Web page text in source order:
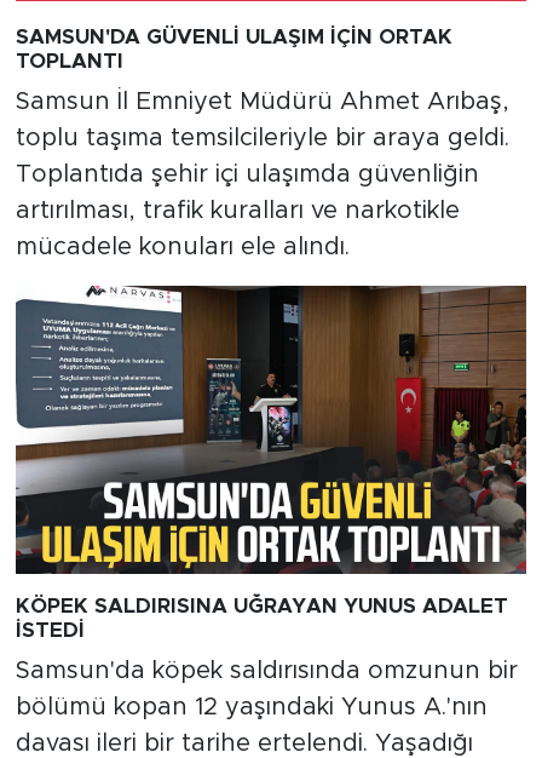
SAMSUN'DA GÜVENLİ ULAŞIM İÇİN ORTAK
TOPLANTI
Samsun İl Emniyet Müdürü Ahmet Arıbaş,
toplu taşıma temsilcileriyle bir araya geldi.
Toplantıda şehir içi ulaşımda güvenliğin
artırılması, trafik kuralları ve narkotikle
mücadele konuları ele alındı.
KÖPEK SALDIRISINA UĞRAYAN YUNUS ADALET
İSTEDİ
Samsun'da köpek saldırısında omzunun bir
bölümü kopan 12 yaşındaki Yunus A.'nın
davası ileri bir tarihe ertelendi. Yaşadığı